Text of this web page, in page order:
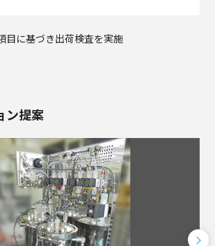
目に基づき出荷検査を実施
ン提案